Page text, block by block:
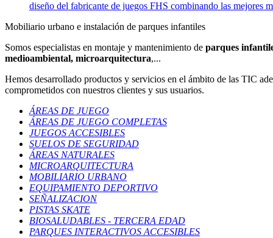
diseño del fabricante de juegos FHS combinando las mejores
Mobiliario urbano e instalación de parques infantiles
Somos especialistas en montaje y mantenimiento de parques
medioambiental, microarquitectura,...
Hemos desarrollado productos y servicios en el ámbito de las TIC
comprometidos con nuestros clientes y sus usuarios.
ÁREAS DE JUEGO
ÁREAS DE JUEGO COMPLETAS
JUEGOS ACCESIBLES
SUELOS DE SEGURIDAD
ÁREAS NATURALES
MICROARQUITECTURA
MOBILIARIO URBANO
EQUIPAMIENTO DEPORTIVO
SEÑALIZACION
PISTAS SKATE
BIOSALUDABLES - TERCERA EDAD
PARQUES INTERACTIVOS ACCESIBLES